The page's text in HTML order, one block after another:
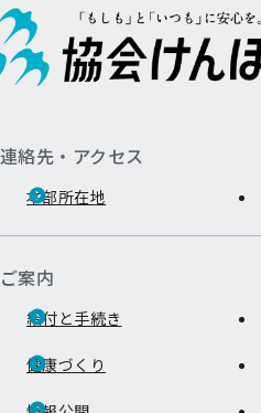
連絡先・アクセス
本部所在地
ご案内
給付と手続き
健康づくり